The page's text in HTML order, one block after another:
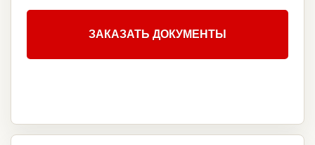
ЗАКАЗАТЬ ДОКУМЕНТЫ